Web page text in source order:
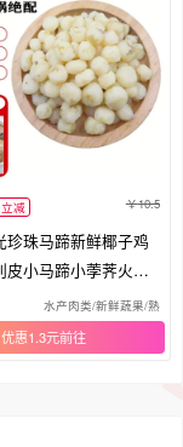
减 10.5
珍珠马蹄新鲜椰子鸡
皮小马蹄小荸荠火锅
水产肉类/新鲜蔬果/熟食
优惠1.3元